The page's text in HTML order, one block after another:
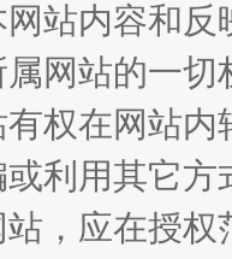
网站内容和
网站的一
权在网站
利用其它
，应在授